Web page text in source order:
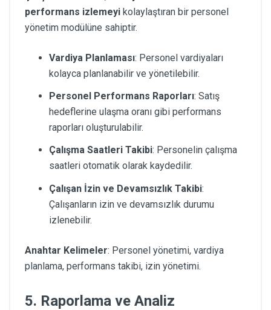
performans izlemeyi kolaylaştıran bir personel
yönetim modülüne sahiptir.
Vardiya Planlaması: Personel vardiyaları
kolayca planlanabilir ve yönetilebilir.
Personel Performans Raporları: Satış
hedeflerine ulaşma oranı gibi performans
raporları oluşturulabilir.
Çalışma Saatleri Takibi: Personelin çalışma
saatleri otomatik olarak kaydedilir.
Çalışan İzin ve Devamsızlık Takibi:
Çalışanların izin ve devamsızlık durumu
izlenebilir.
Anahtar Kelimeler: Personel yönetimi, vardiya
planlama, performans takibi, izin yönetimi.
5. Raporlama ve Analiz